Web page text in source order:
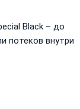
Black – до
потеков внутри